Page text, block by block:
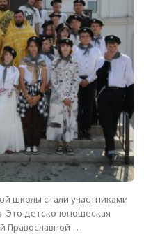
школы стали участниками
Это детско-юношеская
Православной …